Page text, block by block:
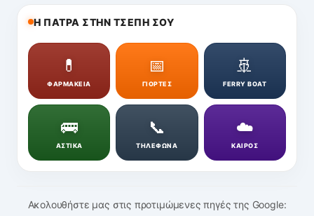
Η ΠΑΤΡΑ ΣΤΗΝ ΤΣΕΠΗ ΣΟΥ
💊
ΦΑΡΜΑΚΕΙΑ
📅
ΓΙΟΡΤΕΣ
🚢
FERRY BOAT
🚌
ΑΣΤΙΚΑ
📞
ΤΗΛΕΦΩΝΑ
☁️
ΚΑΙΡΟΣ
Ακολουθήστε μας στις προτιμώμενες πηγές της Google: